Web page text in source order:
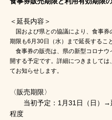
＜延長内容＞
国および県との協議により、食事券
期限も6 月 30日（水）まで延長するこ
食事券の販売は、県の新型コロナウ
開する予定です。 詳細につきましては
てお知らせします。
〈販売期限〉
当初予定： 1 月31 日（日）→
程度